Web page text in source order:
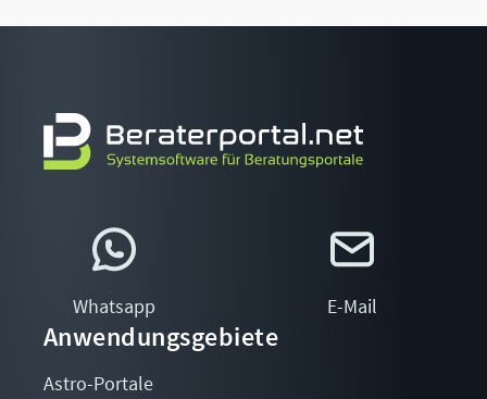
Whatsapp E-Mail
Anwendungsgebiete
Astro-Portale